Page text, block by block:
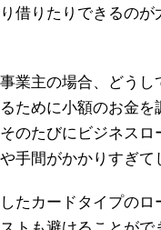
借りたりできるのが
業主の場合、どうし
ために小額のお金を
のたびにビジネスロ
手間がかかりすぎて
たカードタイプのロ